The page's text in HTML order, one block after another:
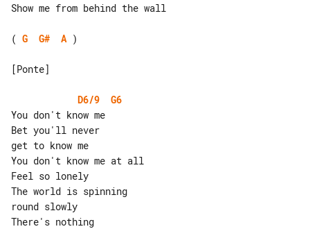
Show me from behind the wall
( G G# A )
[Ponte]
D6/9
G6
You don't know me
Bet you'll never
get to know me
You don't know me at all
Feel so lonely
The world is spinning
round slowly
There's nothing